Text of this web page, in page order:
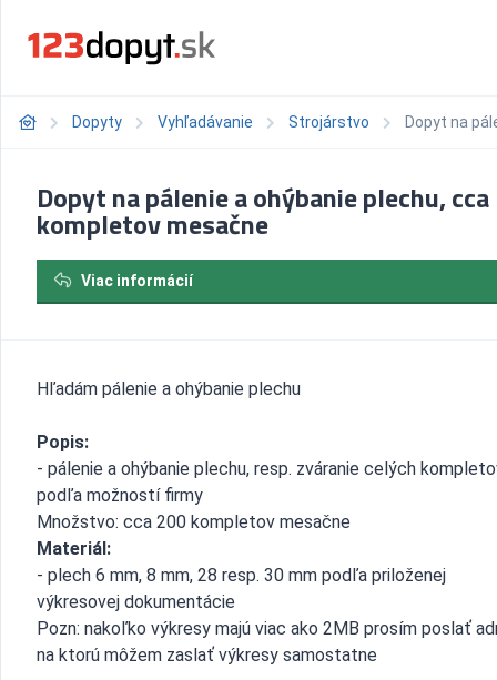
Dopyty Vyhľadávanie Strojárstvo Dopyt na
Dopyt na pálenie a ohýbanie plechu,
kompletov mesačne
Viac informácií
Hľadám pálenie a ohýbanie plechu
Popis:
- pálenie a ohýbanie plechu, resp. zváranie celých
podľa možností firmy
Množstvo: cca 200 kompletov mesačne
Materiál:
- plech 6 mm, 8 mm, 28 resp. 30 mm podľa priloženej
výkresovej dokumentácie
Pozn: nakoľko výkresy majú viac ako 2MB prosím poslať
na ktorú môžem zaslať výkresy samostatne